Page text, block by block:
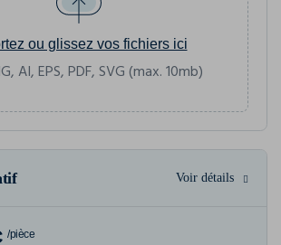
ou glissez vos fichiers ici
AI, EPS, PDF, SVG (max. 10mb)
Voir détails
/pièce